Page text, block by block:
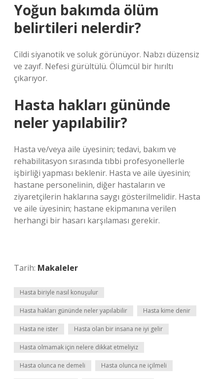
Yoğun bakımda ölüm
belirtileri nelerdir?
Cildi siyanotik ve soluk görünüyor. Nabzı düzensiz
ve zayıf. Nefesi gürültülü. Ölümcül bir hırıltı
çıkarıyor.
Hasta hakları gününde
neler yapılabilir?
Hasta ve/veya aile üyesinin; tedavi, bakım ve
rehabilitasyon sırasında tıbbi profesyonellerle
işbirliği yapması beklenir. Hasta ve aile üyesinin;
hastane personelinin, diğer hastaların ve
ziyaretçilerin haklarına saygı gösterilmelidir. Hasta
ve aile üyesinin; hastane ekipmanına verilen
herhangi bir hasarı karşılaması gerekir.
Tarih: Makaleler
Hasta biriyle nasıl konuşulur
Hasta hakları gününde neler yapılabilir Hasta kime denir
Hasta ne ister Hasta olan bir insana ne iyi gelir
Hasta olmamak için nelere dikkat etmeliyiz
Hasta olunca ne demeli Hasta olunca ne içilmeli